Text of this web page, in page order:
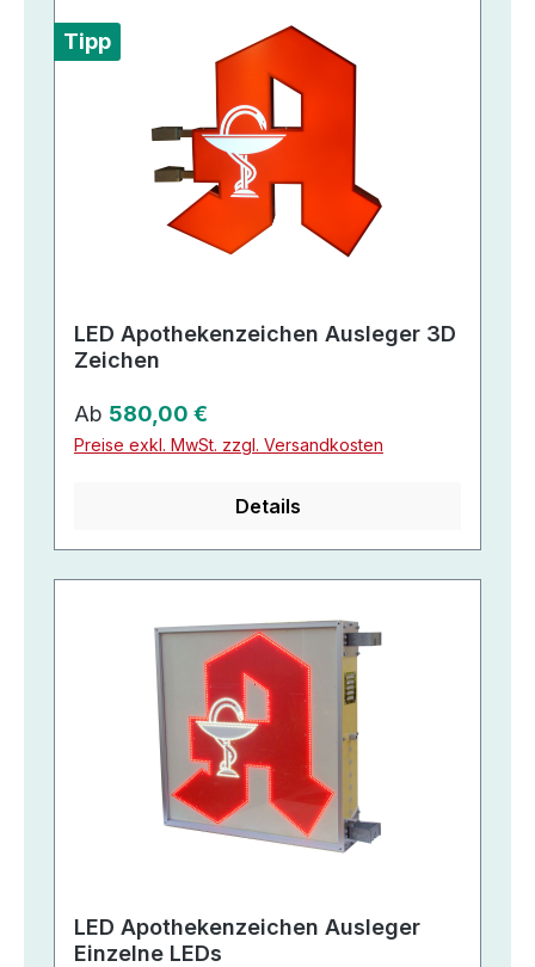
Tipp
LED Apothekenzeichen Ausleger 3D
Zeichen
Regulärer Preis:
Ab 580,00 €
Preise exkl. MwSt. zzgl. Versandkosten
Details
LED Apothekenzeichen Ausleger
Einzelne LEDs